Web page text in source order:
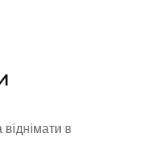
в